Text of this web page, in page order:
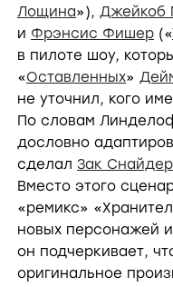
Лощина»), Джейкоб
и Фрэнсис Фишер («
в пилоте шоу,
«Оставленных»
не уточнил, кого
По словам
дословно
сделал Зак Снайдер
Вместо этого
«ремикс»
новых персонажей
он подчеркивает,
оригинальное